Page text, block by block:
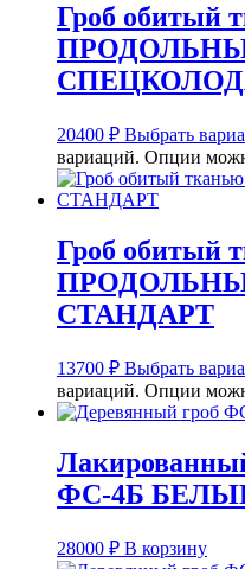
Гроб обитый
20400 ₽ Выбрать
вариаций. Опции
Гроб обитый
СТАНДАРТ
13700 ₽ Выбрать
вариаций. Опции
ФС-4Б
28000 ₽ В корзину